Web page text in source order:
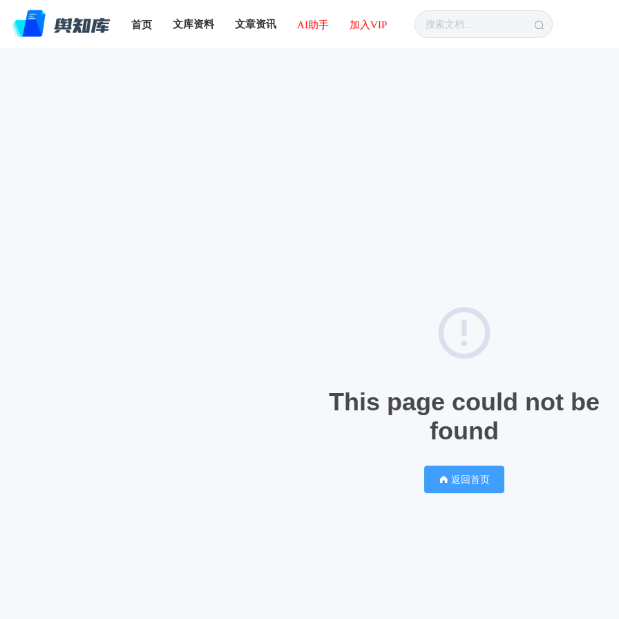
首页 文库资料 文章资讯 AI助手 加入VIP
This page could not be
found
返回首页